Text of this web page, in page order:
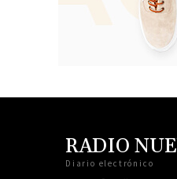
RADIO
Diario electrónico